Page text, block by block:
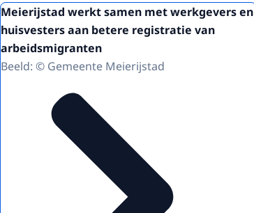
Meierijstad werkt samen met werkgevers en
huisvesters aan betere registratie van
arbeidsmigranten
Beeld: © Gemeente Meierijstad